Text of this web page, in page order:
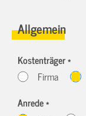
Allgemein
Kostenträger *
Firma
Anrede *